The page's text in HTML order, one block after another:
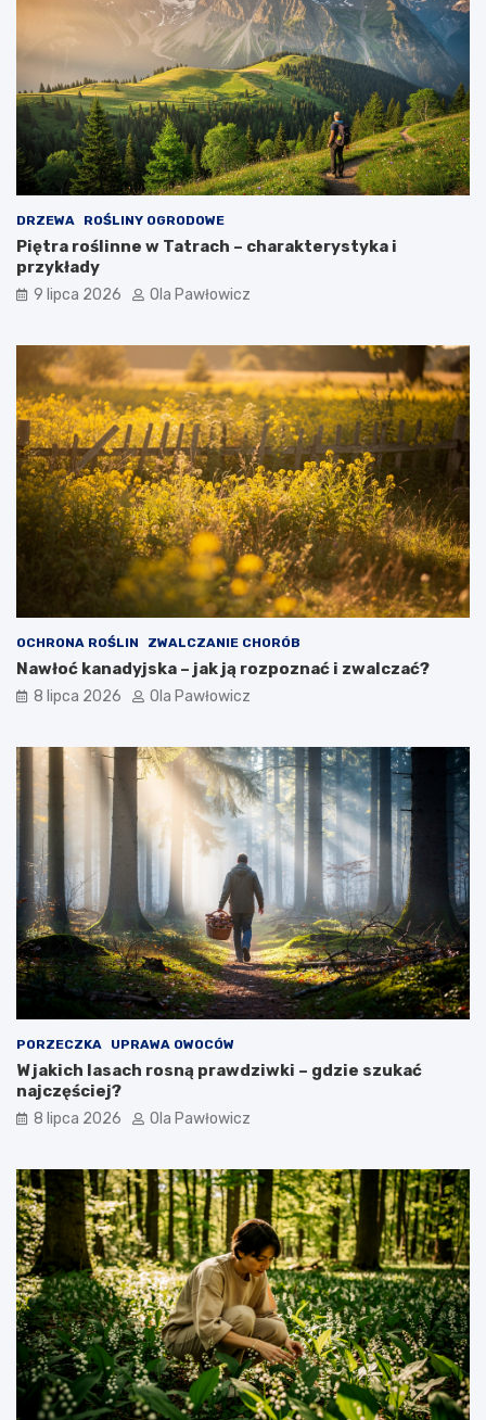
DRZEWA ROŚLINY OGRODOWE
Piętra roślinne w Tatrach – charakterystyka i
przykłady
9 lipca 2026 Ola Pawłowicz
OCHRONA ROŚLIN ZWALCZANIE CHORÓB
Nawłoć kanadyjska – jak ją rozpoznać i zwalczać?
8 lipca 2026 Ola Pawłowicz
PORZECZKA UPRAWA OWOCÓW
W jakich lasach rosną prawdziwki – gdzie szukać
najczęściej?
8 lipca 2026 Ola Pawłowicz